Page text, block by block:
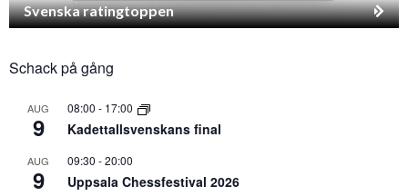
Svenska ratingtoppen
Schack på gång
AUG
9
08:00 - 17:00
Kadettallsvenskans final
AUG
9
09:30 -20:00
Uppsala Chessfestival 2026